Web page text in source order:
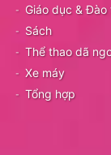
Giáo dục & Đào
Sách
Thể thao dã
Xe máy
Tổng hợp